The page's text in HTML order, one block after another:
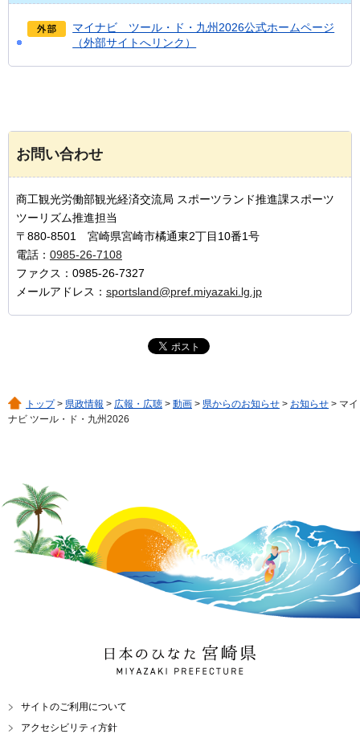
マイナビ ツール・ド・九州2026公式ホームページ
（外部サイトへリンク）
お問い合わせ
商工観光労働部観光経済交流局 スポーツランド推進課スポーツ
ツーリズム推進担当
〒880-8501 宮崎県宮崎市橘通東2丁目10番1号
電話： 0985-26-7108
ファクス：0985-26-7327
メールアドレス： sportsland@pref.miyazaki.lg.jp
トップ> 県政情報 > 広報・広聴 > 動画 > 県からのお知らせ > お知らせ > マイ
ナビ ツール・ド・九州2026
日本のひなた 宮崎県
MIYAZAKI PREFECTURE
サイトのご利用について
アクセシビリティ方針